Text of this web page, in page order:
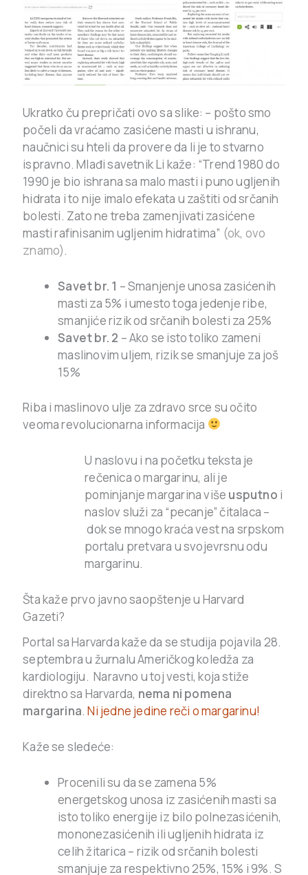
Ukratko ču prepričati ovo sa slike: – pošto smo
počeli da vraćamo zasićene masti u ishranu,
naučnici su hteli da provere da li je to stvarno
ispravno. Mlađi savetnik Li kaže: “Trend 1980 do
1990 je bio ishrana sa malo masti i puno ugljenih
hidrata i to nije imalo efekata u zaštiti od srčanih
bolesti. Zato ne treba zamenjivati zasićene
masti rafinisanim ugljenim hidratima” (ok, ovo
znamo).
Savet br. 1 – Smanjenje unosa zasićenih
masti za 5% i umesto toga jedenje ribe,
smanjiće rizik od srčanih bolesti za 25%
Savet br. 2 – Ako se isto toliko zameni
maslinovim uljem, rizik se smanjuje za još
15%
Riba i maslinovo ulje za zdravo srce su očito
veoma revolucionarna informacija
U naslovu i na početku teksta je
rečenica o margarinu, ali je
pominjanje margarina više usputno i
naslov služi za “pecanje” čitalaca –
dok se mnogo kraća vest na srpskom
portalu pretvara u svojevrsnu odu
margarinu.
Šta kaže prvo javno saopštenje u Harvard
Gazeti?
Portal sa Harvarda kaže da se studija pojavila 28.
septembra u žurnalu Američkog koledža za
kardiologiju. Naravno u toj vesti, koja stiže
direktno sa Harvarda, nema ni pomena
margarina.Ni jedne jedine reči o margarinu!
Kaže se sledeće:
Procenili su da se zamena 5%
energetskog unosa iz zasićenih masti sa
isto toliko energije iz bilo polnezasićenih,
mononezasićenih ili ugljenih hidrata iz
celih žitarica – rizik od srčanih bolesti
smanjuje za respektivno 25%, 15% i 9%. S